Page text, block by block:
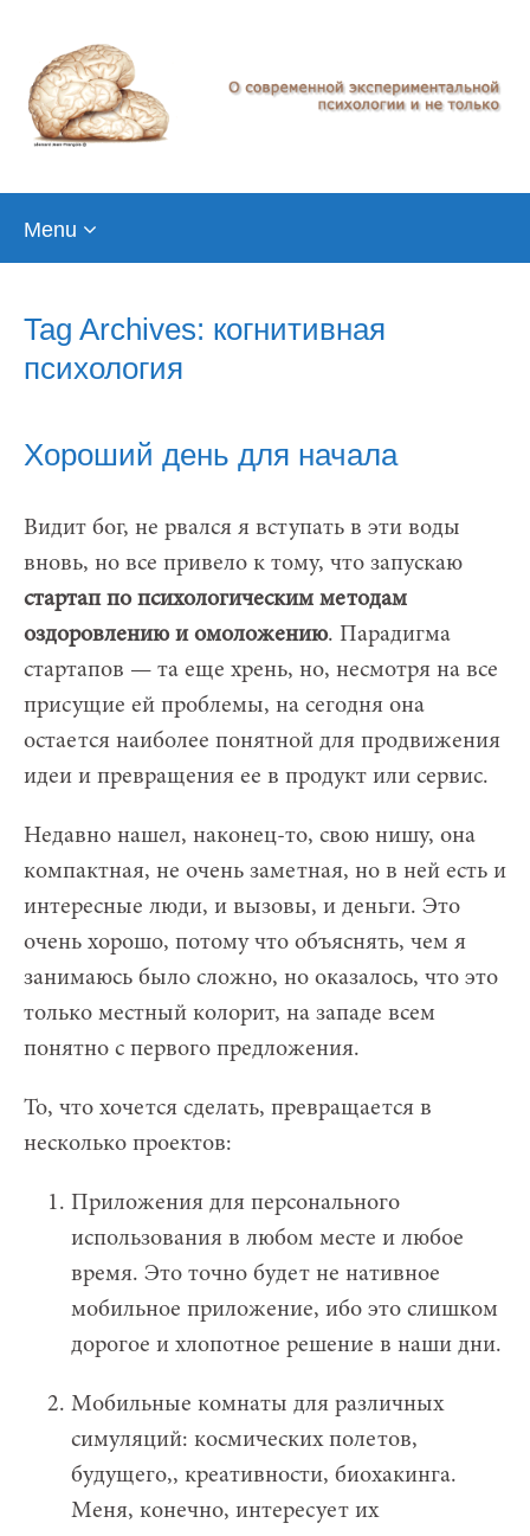
Menu
Tag Archives: когнитивная
психология
Хороший день для начала
Видит бог, не рвался я вступать в эти воды
вновь, но все привело к тому, что запускаю
стартап по психологическим методам
оздоровлению и омоложению. Парадигма
стартапов — та еще хрень, но, несмотря на все
присущие ей проблемы, на сегодня она
остается наиболее понятной для продвижения
идеи и превращения ее в продукт или сервис.
Недавно нашел, наконец-то, свою нишу, она
компактная, не очень заметная, но в ней есть и
интересные люди, и вызовы, и деньги. Это
очень хорошо, потому что объяснять, чем я
занимаюсь было сложно, но оказалось, что это
только местный колорит, на западе всем
понятно с первого предложения.
То, что хочется сделать, превращается в
несколько проектов:
Приложения для персонального
использования в любом месте и любое
время. Это точно будет не нативное
мобильное приложение, ибо это слишком
дорогое и хлопотное решение в наши дни.
Мобильные комнаты для различных
симуляций: космических полетов,
будущего,, креативности, биохакинга.
Меня, конечно, интересует их